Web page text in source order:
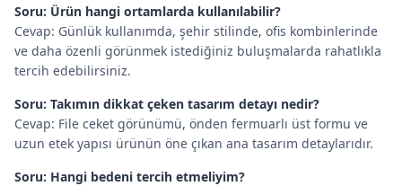
Soru: Ürün hangi ortamlarda kullanılabilir?
Cevap: Günlük kullanımda, şehir stilinde, ofis kombinlerinde
ve daha özenli görünmek istediğiniz buluşmalarda rahatlıkla
tercih edebilirsiniz.
Soru: Takımın dikkat çeken tasarım detayı nedir?
Cevap: File ceket görünümü, önden fermuarlı üst formu ve
uzun etek yapısı ürünün öne çıkan ana tasarım detaylarıdır.
Soru: Hangi bedeni tercih etmeliyim?